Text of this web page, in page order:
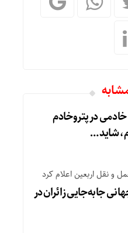
در پتروخادم
شاید …
و نقل اربعین اعلام کرد
جابه‌جایی زائران در